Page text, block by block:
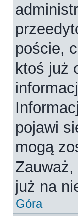
poście,
ktoś już
pojawi
mogą
już na
Góra